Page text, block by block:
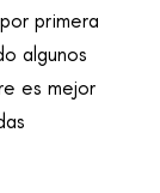
primera
algunos
es mejor